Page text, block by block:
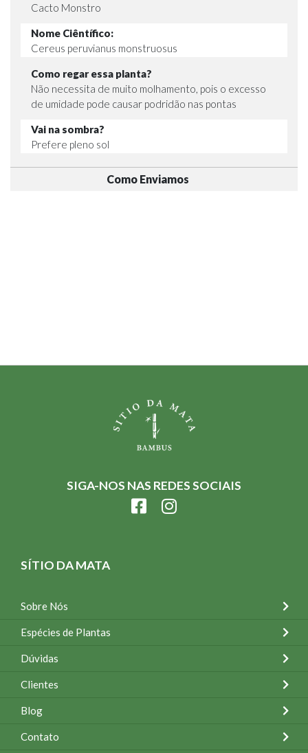
Cacto Monstro
Nome Ciêntífico:
Cereus peruvianus monstruosus
Como regar essa planta?
Não necessita de muito molhamento, pois o excesso
de umidade pode causar podridão nas pontas
Vai na sombra?
Prefere pleno sol
Como Enviamos
SIGA-NOS NAS REDES SOCIAIS
SÍTIO DA MATA
Sobre Nós
Espécies de Plantas
Dúvidas
Clientes
Blog
Contato